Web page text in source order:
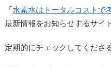
「 水素水はトータルコストで
最新情報をお知らせするサイ
定期的にチェックしてくださ